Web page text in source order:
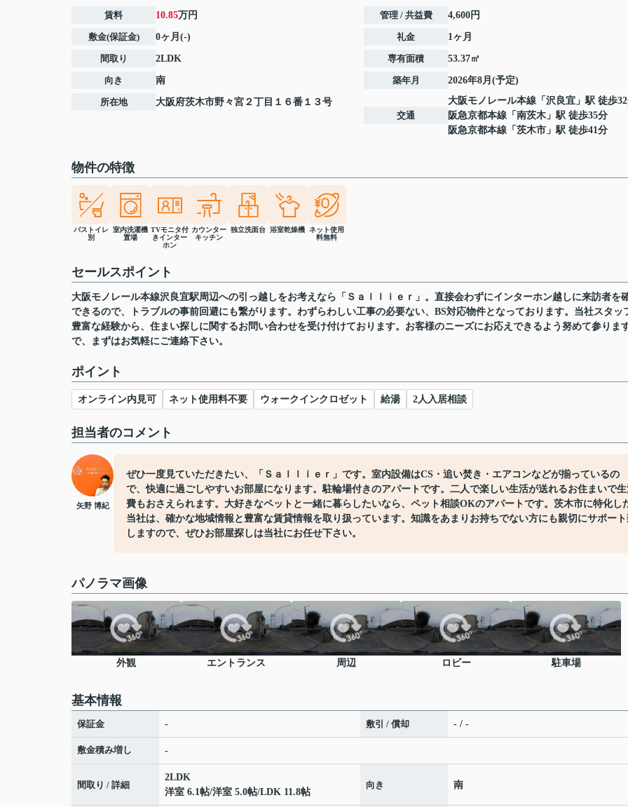
賃料 10.85万円
敷金(保証金) 0ヶ月(-)
間取り 2LDK
向き 南
所在地 大阪府茨木市野々宮 ２丁目１６番１３号
管理 / 共益費 4,600円
礼金 1ヶ月
専有面積 53.37㎡
築年月 2026年8月(予定)
交通
大阪モノレール本線 「 沢良宜 」駅 徒歩
阪急京都本線 「 南茨木 」駅 徒歩35分
阪急京都本線 「 茨木市 」駅 徒歩41分
物件の特徴
バストイレ
別
室内洗濯機
置場
TVモニタ付
きインター
ホン
カウンター
キッチン
独立洗面台 浴室乾燥機 ネット使用
料無料
セールスポイント
大阪モノレール本線沢良宜駅周辺への引っ越しをお考えなら「Ｓａｌｌｉｅｒ」。直接会わずにインターホン越しに来訪者を
できるので、トラブルの事前回避にも繋がります。わずらわしい工事の必要ない、BS対応物件となっております。当社スタッ
豊富な経験から、住まい探しに関するお問い合わせを受け付けております。お客様のニーズにお応えできるよう努めて参りま
で、まずはお気軽にご連絡下さい。
ポイント
オンライン内見可 ネット使用料不要 ウォークインクロゼット 給湯 2人入居相談
担当者のコメント
矢野 博紀
ぜひ一度見ていただきたい、「Ｓａｌｌｉｅｒ」です。室内設備はCS・追い焚き・エアコンなどが揃っているの
で、快適に過ごしやすいお部屋になります。駐輪場付きのアパートです。二人で楽しい生活が送れるお住まいで
費もおさえられます。大好きなペットと一緒に暮らしたいなら、ペット相談OKのアパートです。茨木市に特化し
当社は、確かな地域情報と豊富な賃貸情報を取り扱っています。知識をあまりお持ちでない方にも親切にサポー
しますので、ぜひお部屋探しは当社にお任せ下さい。
パノラマ画像
外観 エントランス 周辺 ロビー 駐車場
基本情報
保証金 - 敷引 / 償却 - / -
敷金積み増し -
間取り / 詳細
2LDK
洋室 6.1帖/洋室 5.0帖/LDK 11.8帖
向き 南